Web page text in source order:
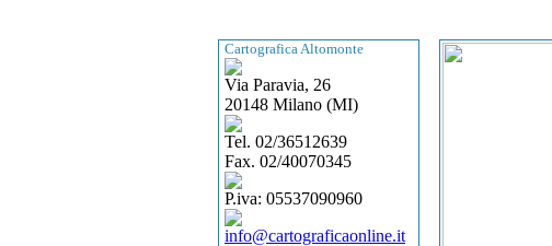
Cartografica Altomonte
Via Paravia, 26
20148 Milano (MI)
Tel. 02/36512639
Fax. 02/40070345
P.iva: 05537090960
info@cartograficaonline.it